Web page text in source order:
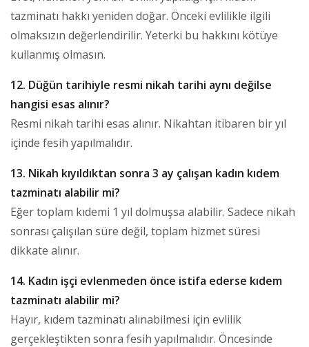
tazminatı hakkı yeniden doğar. Önceki evlilikle ilgili
olmaksızın değerlendirilir. Yeterki bu hakkını kötüye
kullanmış olmasın.
12. Düğün tarihiyle resmi nikah tarihi aynı değilse
hangisi esas alınır?
Resmi nikah tarihi esas alınır. Nikahtan itibaren bir yıl
içinde fesih yapılmalıdır.
13. Nikah kıyıldıktan sonra 3 ay çalışan kadın kıdem
tazminatı alabilir mi?
Eğer toplam kıdemi 1 yıl dolmuşsa alabilir. Sadece nikah
sonrası çalışılan süre değil, toplam hizmet süresi
dikkate alınır.
14. Kadın işçi evlenmeden önce istifa ederse kıdem
tazminatı alabilir mi?
Hayır, kıdem tazminatı alınabilmesi için evlilik
gerçekleştikten sonra fesih yapılmalıdır. Öncesinde